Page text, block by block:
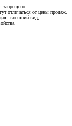
запрещено.
отличаться от цены продаж.
внешний вид,